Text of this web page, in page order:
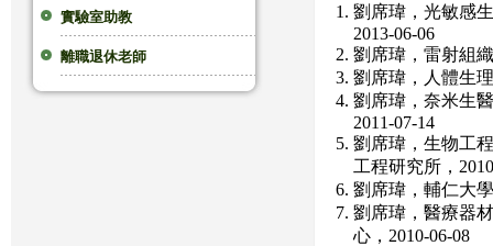
實驗室助教
離職退休老師
劉席瑋，光敏感
2013-06-06
劉席瑋，雷射組
劉席瑋，人體生
劉席瑋，奈米生
2011-07-14
劉席瑋，生物工
工程研究所，
劉席瑋，輔仁大
劉席瑋，醫療器
心，2010-06-08